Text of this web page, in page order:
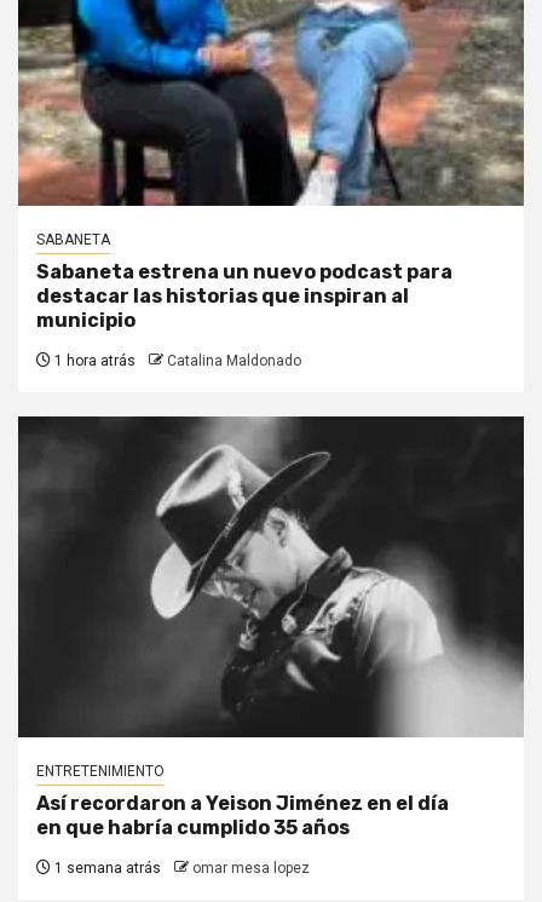
SABANETA
Sabaneta estrena un nuevo podcast para
destacar las historias que inspiran al
municipio
1 hora atrás Catalina Maldonado
ENTRETENIMIENTO
Así recordaron a Yeison Jiménez en el día
en que habría cumplido 35 años
1 semana atrás omar mesa lopez